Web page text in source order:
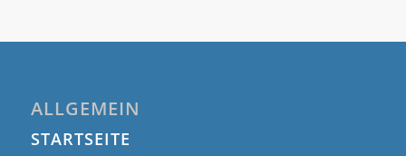
ALLGEMEIN
STARTSEITE